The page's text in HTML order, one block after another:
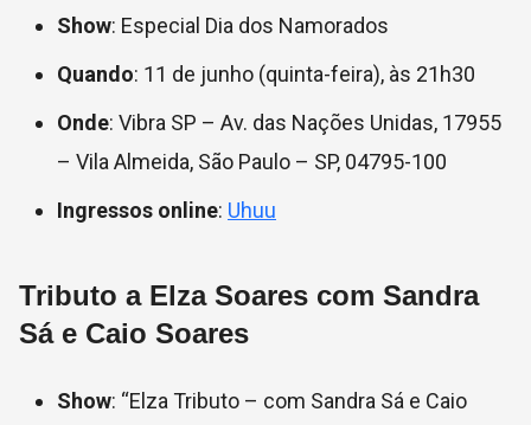
Show: Especial Dia dos Namorados
Quando: 11 de junho (quinta-feira), às 21h30
Onde: Vibra SP – Av. das Nações Unidas, 17955
– Vila Almeida, São Paulo – SP, 04795-100
Ingressos online: Uhuu
Tributo a Elza Soares com Sandra
Sá e Caio Soares
Show: “Elza Tributo – com Sandra Sá e Caio